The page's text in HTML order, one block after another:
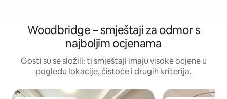
Woodbridge – smještaji za odmor s
najboljim ocjenama
Gosti su se složili: ti smještaji imaju visoke ocjene u
pogledu lokacije, čistoće i drugih kriterija.